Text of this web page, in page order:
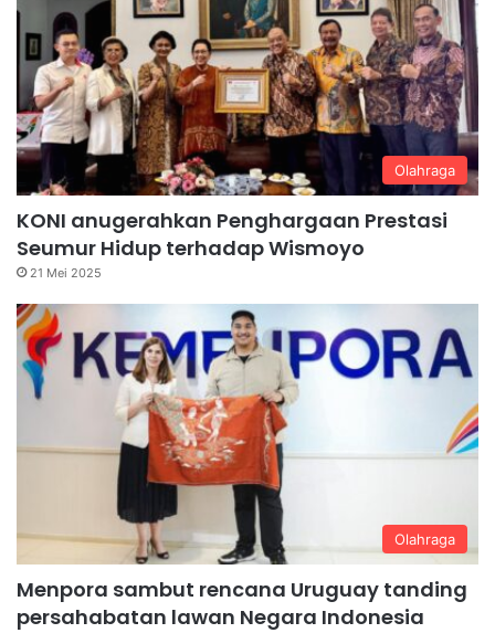
Olahraga
KONI anugerahkan Penghargaan Prestasi
Seumur Hidup terhadap Wismoyo
21 Mei 2025
Olahraga
Menpora sambut rencana Uruguay tanding
persahabatan lawan Negara Indonesia